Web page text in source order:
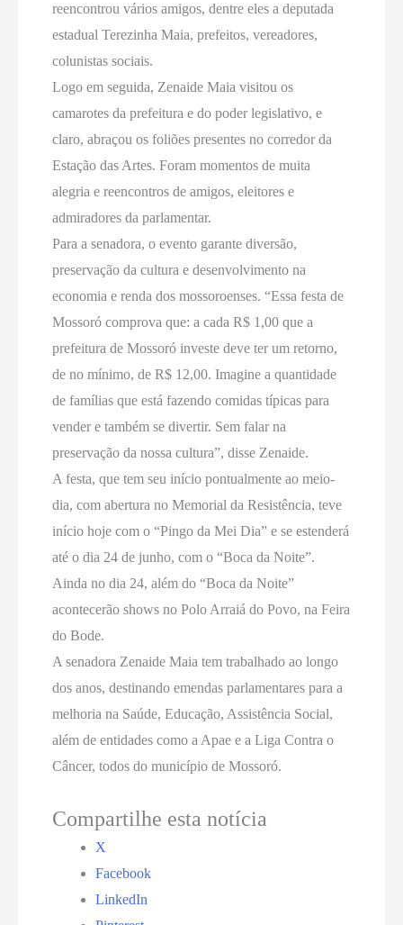
reencontrou vários amigos, dentre eles a deputada
estadual Terezinha Maia, prefeitos, vereadores,
colunistas sociais.
Logo em seguida, Zenaide Maia visitou os
camarotes da prefeitura e do poder legislativo, e
claro, abraçou os foliões presentes no corredor da
Estação das Artes. Foram momentos de muita
alegria e reencontros de amigos, eleitores e
admiradores da parlamentar.
Para a senadora, o evento garante diversão,
preservação da cultura e desenvolvimento na
economia e renda dos mossoroenses. “Essa festa de
Mossoró comprova que: a cada R$ 1,00 que a
prefeitura de Mossoró investe deve ter um retorno,
de no mínimo, de R$ 12,00. Imagine a quantidade
de famílias que está fazendo comidas típicas para
vender e também se divertir. Sem falar na
preservação da nossa cultura”, disse Zenaide.
A festa, que tem seu início pontualmente ao meio-
dia, com abertura no Memorial da Resistência, teve
início hoje com o “Pingo da Mei Dia” e se estenderá
até o dia 24 de junho, com o “Boca da Noite”.
Ainda no dia 24, além do “Boca da Noite”
acontecerão shows no Polo Arraiá do Povo, na Feira
do Bode.
A senadora Zenaide Maia tem trabalhado ao longo
dos anos, destinando emendas parlamentares para a
melhoria na Saúde, Educação, Assistência Social,
além de entidades como a Apae e a Liga Contra o
Câncer, todos do município de Mossoró.
Compartilhe esta notícia
X
Facebook
LinkedIn